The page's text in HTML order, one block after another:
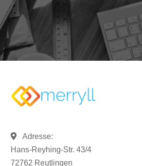
Adresse:
Hans-Reyhing-Str. 43/4
72762 Reutlingen